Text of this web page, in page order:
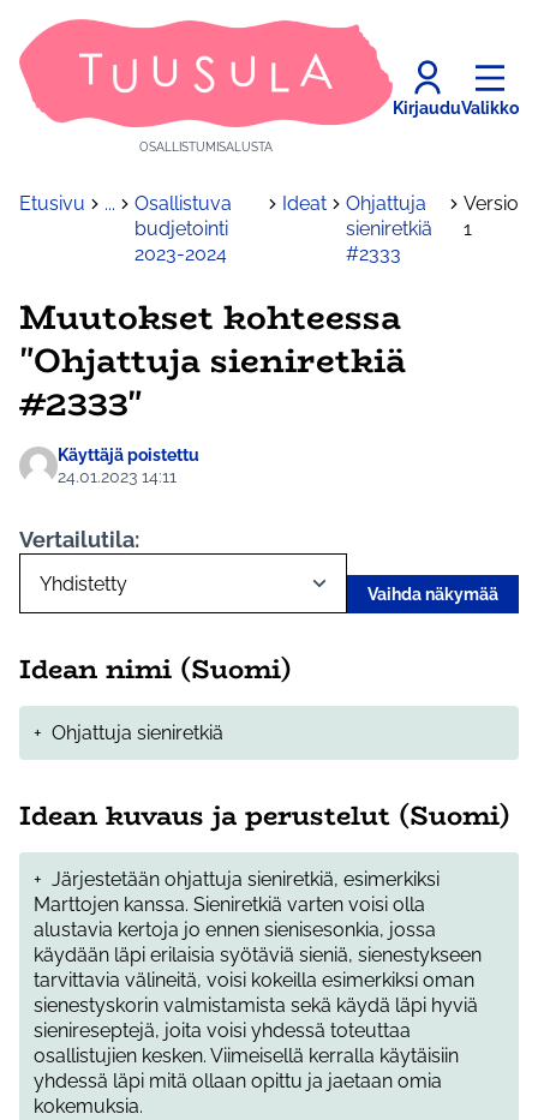
OSALLISTUMISALUSTA
KirjauduValikko
Etusivu ...
Osallistuva
budjetointi
2023-2024
Ideat
Ohjattuja
sieniretkiä
#2333
Versio
1
Muutokset kohteessa
"Ohjattuja sieniretkiä
#2333"
Käyttäjä poistettu
24.01.2023 14:11
Vertailutila:
Vaihda näkymää
Idean nimi (Suomi)
+ Ohjattuja sieniretkiä
Idean kuvaus ja perustelut (Suomi)
+ Järjestetään ohjattuja sieniretkiä, esimerkiksi
Marttojen kanssa. Sieniretkiä varten voisi olla
alustavia kertoja jo ennen sienisesonkia, jossa
käydään läpi erilaisia syötäviä sieniä, sienestykseen
tarvittavia välineitä, voisi kokeilla esimerkiksi oman
sienestyskorin valmistamista sekä käydä läpi hyviä
sienireseptejä, joita voisi yhdessä toteuttaa
osallistujien kesken. Viimeisellä kerralla käytäisiin
yhdessä läpi mitä ollaan opittu ja jaetaan omia
kokemuksia.